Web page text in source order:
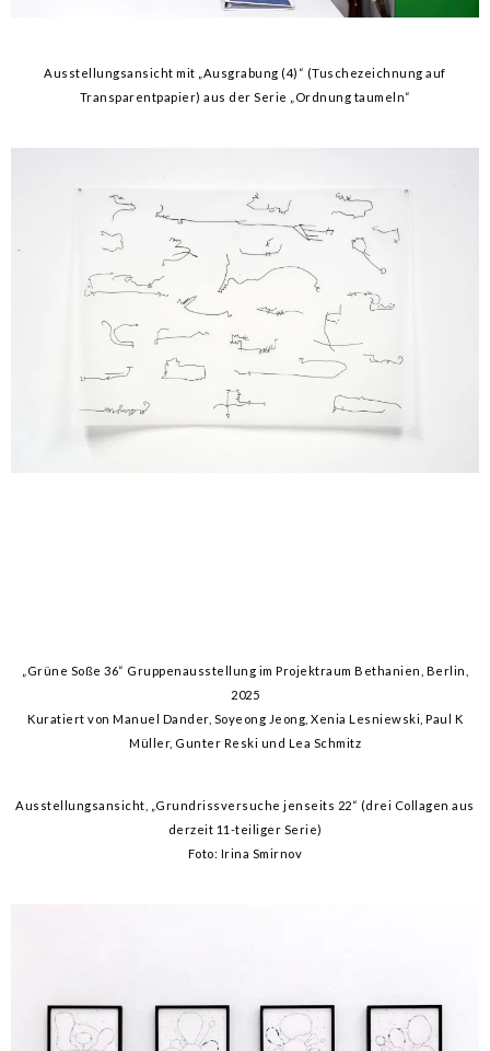
Ausstellungsansicht mit „Ausgrabung (4)“ (Tuschezeichnung auf
Transparentpapier) aus der Serie „Ordnung taumeln“
„Grüne Soße 36“ Gruppenausstellung im Projektraum Bethanien, Berlin,
2025
Kuratiert von Manuel Dander, Soyeong Jeong, Xenia Lesniewski, Paul K
Müller, Gunter Reski und Lea Schmitz
Ausstellungsansicht, „Grundrissversuche jenseits 22“ (drei Collagen aus
derzeit 11-teiliger Serie)
Foto: Irina Smirnov